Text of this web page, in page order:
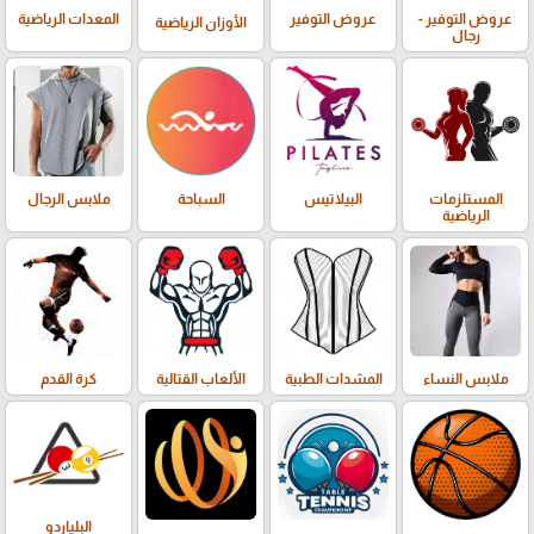
عروض التوفير -
رجال
عروض التوفير الأوزان الرياضية المعدات الرياضية
المستلزمات
الرياضية
البيلاتيس السباحة ملابس الرجال
ملابس النساء المشدات الطبية الألعاب القتالية كرة القدم
البلياردو